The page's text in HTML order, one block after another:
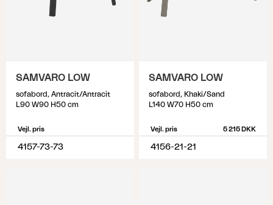
SAMVARO LOW
sofabord, Antracit/Antracit
L90 W90 H50 cm
Vejl. pris
4157-73-73
SAMVARO LOW
sofabord, Khaki/Sand
L140 W70 H50 cm
Vejl. pris 5 215 DKK
4156-21-21